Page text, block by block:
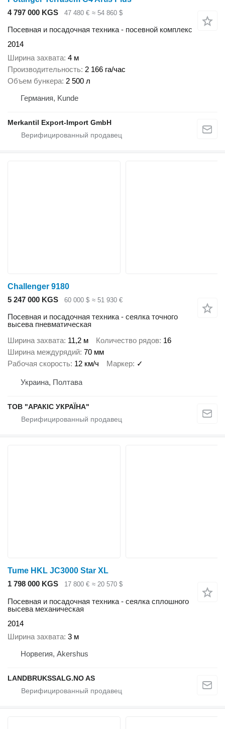
4 797 000 KGS
47 480 € ≈ 54 860 $
Посевная и посадочная техника - посевной комплекс
2014
Ширина захвата 4 м
Производительность 2 166 га/час
Объем бункера 2 500 л
Германия, Kunde
Merkantil Export-Import GmbH
Challenger 9180
5 247 000 KGS
60 000 $ ≈ 51 930 €
Посевная и посадочная техника - сеялка точного
высева пневматическая
Ширина захвата 11,2 м Количество рядов 16
Ширина междурядий 70 мм
Рабочая скорость 12 км/ч Маркер ✓
Украина, Полтава
ТОВ "АРАКІС УКРАЇНА"
Tume HKL JC3000 Star XL
1 798 000 KGS
17 800 € ≈ 20 570 $
Посевная и посадочная техника - сеялка сплошного
высева механическая
2014
Ширина захвата 3 м
Норвегия, Akershus
LANDBRUKSSALG.NO AS